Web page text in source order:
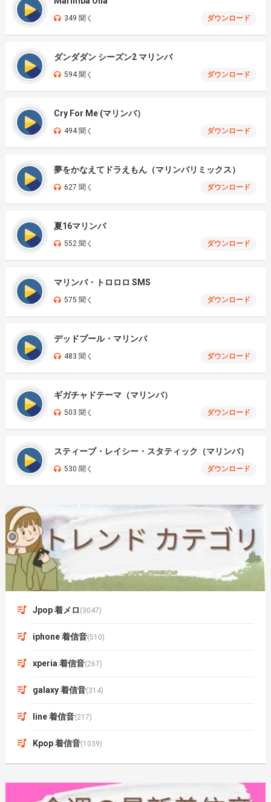
349 聞く ダウンロード
ダンダダン シーズン2 マリンバ
594 聞く ダウンロード
Cry For Me (マリンバ）
494 聞く ダウンロード
夢をかなえてドラえもん（マリンバリミックス）
627 聞く ダウンロード
夏16マリンバ
552 聞く ダウンロード
マリンバ・トロロロ SMS
575 聞く ダウンロード
デッドプール・マリンバ
483 聞く ダウンロード
ギガチャドテーマ（マリンバ）
503 聞く ダウンロード
スティーブ・レイシー・スタティック（マリンバ）
530 聞く ダウンロード
Jpop 着メロ (3047)
iphone 着信音(510)
xperia 着信音(267)
galaxy 着信音(314)
line 着信音(217)
Kpop 着信音(1039)